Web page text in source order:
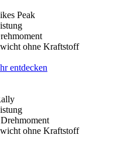
Peak
ohne Kraftstoff
entdecken
Drehmoment
ohne Kraftstoff